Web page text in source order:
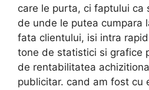
care le purta, ci faptului ca
de unde le putea cumpara
fata clientului, isi intra
tone de statistici si grafice
de rentabilitatea
publicitar. cand am fost cu